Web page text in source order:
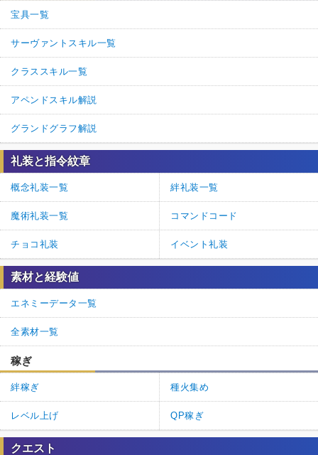
宝具一覧
サーヴァントスキル一覧
クラススキル一覧
アペンドスキル解説
グランドグラフ解説
礼装と指令紋章
概念礼装一覧 絆礼装一覧
魔術礼装一覧 コマンドコード
チョコ礼装 イベント礼装
素材と経験値
エネミーデータ一覧
全素材一覧
稼ぎ
絆稼ぎ 種火集め
レベル上げ QP稼ぎ
クエスト